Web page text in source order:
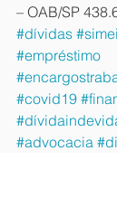
– OAB/SP
#dívidas
#empréstimo
#covid19
#advocacia